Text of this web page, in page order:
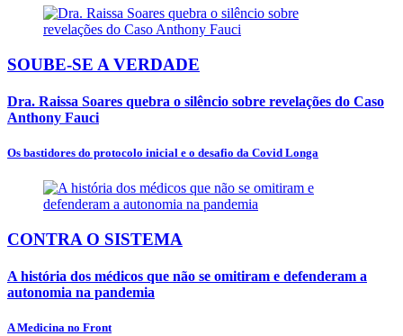
SOUBE-SE A VERDADE
Dra. Raissa Soares quebra o silêncio sobre revelações do Caso
Anthony Fauci
Os bastidores do protocolo inicial e o desafio da Covid Longa
CONTRA O SISTEMA
A história dos médicos que não se omitiram e defenderam a
autonomia na pandemia
A Medicina no Front